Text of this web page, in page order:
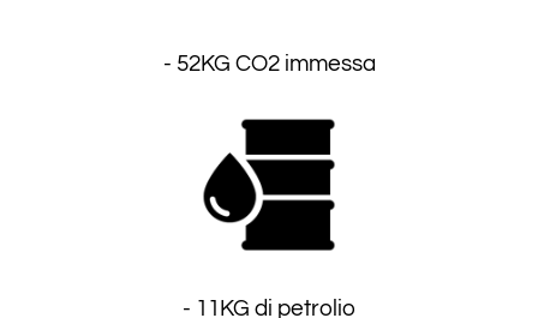
- 52KG CO2 immessa
- 11KG di petrolio